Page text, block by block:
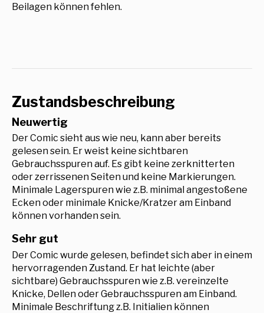
Beilagen können fehlen.
Zustandsbeschreibung
Neuwertig
Der Comic sieht aus wie neu, kann aber bereits
gelesen sein. Er weist keine sichtbaren
Gebrauchsspuren auf. Es gibt keine zerknitterten
oder zerrissenen Seiten und keine Markierungen.
Minimale Lagerspuren wie z.B. minimal angestoßene
Ecken oder minimale Knicke/Kratzer am Einband
können vorhanden sein.
Sehr gut
Der Comic wurde gelesen, befindet sich aber in einem
hervorragenden Zustand. Er hat leichte (aber
sichtbare) Gebrauchsspuren wie z.B. vereinzelte
Knicke, Dellen oder Gebrauchsspuren am Einband.
Minimale Beschriftung z.B. Initialien können